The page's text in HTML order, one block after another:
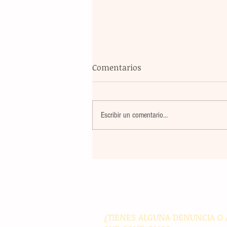
Comentarios
Escribir un comentario...
¿TIENES ALGUNA DENUNCIA O